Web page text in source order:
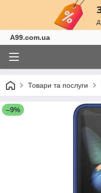
A99.com.ua
Товари та послуги
–9%